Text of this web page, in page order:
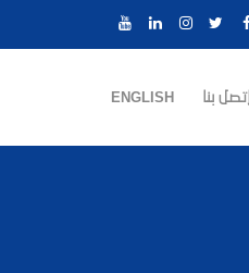
إتصل بنا ENGLISH